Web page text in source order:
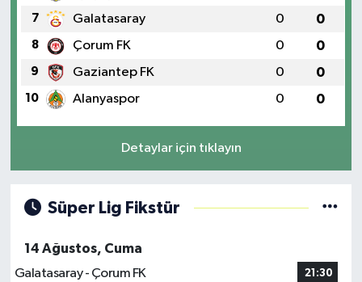
7 Galatasaray 0 0
8 Çorum FK 0 0
9 Gaziantep FK 0 0
10 Alanyaspor 0 0
Detaylar için tıklayın
Süper Lig Fikstür
14 Ağustos, Cuma
Galatasaray - Çorum FK
21:30